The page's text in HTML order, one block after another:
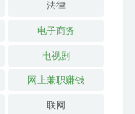
法律
电子商务
电视剧
网上兼职赚钱
联网